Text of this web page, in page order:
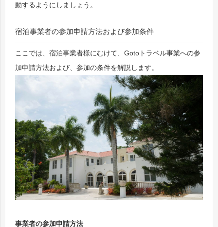
動するようにしましょう。
宿泊事業者の参加申請方法および参加条件
ここでは、宿泊事業者様にむけて、Gotoトラベル事業への参
加申請方法および、参加の条件を解説します。
事業者の参加申請方法